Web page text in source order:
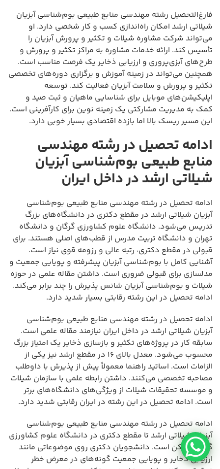
فارغ‌التحصیل رشته مهندسی منابع طبیعی بوم‌شناسی آبزیان
شیلاتی ارشد امکان راه‌اندازی کسب و کار شخصی دارد. او
می‌تواند شرکت مشاوره شیلات و تکثیر و پرورش آبزیان را
تأسیس کند. ارائه خدمات مشاوره به مراکز تکثیر و پرورش و
طرح‌های آبزی‌پروری و ارزیابی ذخایر یک فرصت مناسب است.
همچنین می‌تواند در زمینه آموزش و برگزاری دوره‌های تخصصی
تکثیر و پرورش و سلامت آبزیان فعالیت کند. توسعه
اپلیکیشن‌های موبایل برای شناسایی ماهیان و ثبت صید و
کمک به مدیریت مشارکتی یک زمینه نوین برای کارآفرینی است.
این مسیر ریسک بالا اما بازده اقتصادی بسیار خوبی دارد.
ادامه تحصیل در رشته مهندسی
منابع طبیعی بوم‌شناسی آبزیان
شیلاتی ارشد در داخل ایران
ادامه تحصیل در رشته مهندسی منابع طبیعی بوم‌شناسی
آبزیان شیلاتی ارشد در مقطع دکتری در دانشگاه‌های بزرگ
تدریس می‌شود. دانشگاه علوم کشاورزی گرگان و دانشگاه
تهران و دانشگاه تربیت مدرس از قطب‌های اصلی هستند. برای
قبولی در مقطع دکتری، رتبه عالی و رزومه قوی نیاز است.
آشنایی کامل با بوم‌شناسی آبزیان پیشرفته و پویایی جمعیت و
مدلسازی برای قبولی ضروری است. داشتن مقاله علمی در حوزه
شیلات و بوم‌شناسی آبزیان شانس پذیرش را چند برابر می‌کند.
ادامه تحصیل در این رشته رقابتی بسیار شدید دارد.
ادامه تحصیل در رشته مهندسی منابع طبیعی بوم‌شناسی
آبزیان شیلاتی ارشد در داخل ایران نیازمند مقاله علمی است.
سابقه کار در پروژه‌های تکثیر و بازسازی ذخایر یک امتیاز بزرگ
محسوب می‌شود. معدل بالای ۱۶ در مقطع ارشد نیز یکی از
الزامات است. اساتید راهنما معمولاً پیش از پذیرش با داوطلب
مصاحبه تخصصی می‌کنند. داشتن رابطه علمی با سازمان شیلات
و موسسه تحقیقات شیلات از ویژگی‌های دانشگاه‌های برتر
است. ادامه تحصیل در این رشته در ایران رقابتی شدید دارد.
ادامه تحصیل در رشته مهندسی منابع طبیعی بوم‌شناسی
آبزیان شیلاتی ارشد تا مقطع دکتری در دانشگاه علوم کشاورزی
گرگان ممکن است. دانشجویان دکتری روی موضوعاتی مانند
ارزیابی ذخایر و پویایی جمعیت گونه‌های در معرض خطر